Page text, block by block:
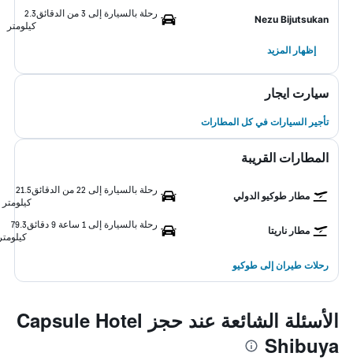
Nezu Bijutsukan
رحلة بالسيارة إلى 3 من الدقائق
2.3
كيلومتر
إظهار المزيد
سيارت ايجار
تأجير السيارات في كل المطارات
المطارات القريبة
مطار طوكيو الدولي
رحلة بالسيارة إلى 22 من الدقائق
21.5
كيلومتر
مطار ناريتا
رحلة بالسيارة إلى 1 ساعة 9 دقائق
79.3
رحلات طيران إلى طوكيو
الأسئلة الشائعة عند حجز Capsule Hotel
Shibuya